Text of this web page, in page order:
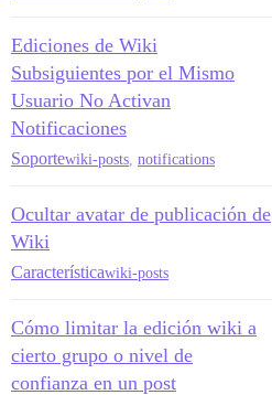
Ediciones de Wiki
Subsiguientes por el Mismo
Usuario No Activan
Notificaciones
Soportewiki-posts notifications
Ocultar avatar de publicación de
Wiki
Característicawiki-posts
Cómo limitar la edición wiki a
cierto grupo o nivel de
confianza en un post